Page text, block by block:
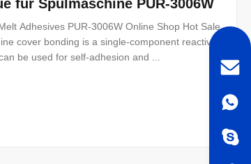
für Spülmaschine PUR-3006W
Adhesives PUR-3006W Online Shop Hot Sale
cover bonding is a single-component reactive
be used for self-adhesion and ...